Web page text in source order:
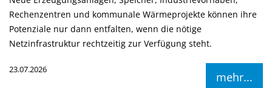
Rechenzentren und kommunale Wärmeprojekte können ihre
Potenziale nur dann entfalten, wenn die nötige
Netzinfrastruktur rechtzeitig zur Verfügung steht.
23.07.2026
mehr...